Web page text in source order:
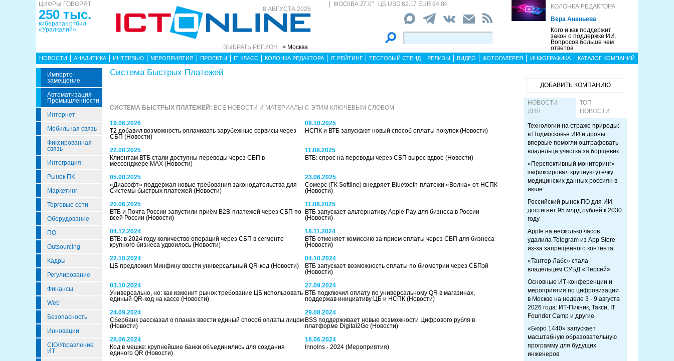
ЦИФРЫ ГОВОРЯТ
250 тыс.
кибератак отбил
«Уралкалий»
8 АВГУСТА 2026
ВЫБРАТЬ РЕГИОН > Москва
МОСКВА 27.0° ЦБ USD 82.17 EUR 94.84
КОЛОНКА РЕДАКТОРА
Вера Ананьева
Кого и как поддержит
закон о поддержке ИИ.
Вопросов больше чем
ответов
НОВОСТИ АНАЛИТИКА ИНТЕРВЬЮ МЕРОПРИЯТИЯ ПРОЕКТЫ IT КЛАСС КОЛОНКА РЕДАКТОРА IT РЕЙТИНГ ТЕСТОВЫЙ СТЕНД РЕЛИЗЫ ВИДЕО ФОТОГАЛЕРЕЯ ИНФОГРАФИКА КАТАЛОГ КОМПАНИЙ
Импорто­
Замещение
Автоматизация
Промышленности
Интернет
Мобильная связь
Фиксированная
связь
Интеграция
Рынок ПК
Маркетинг
Торговые сети
Оборудование
ПО
Outsourcing
Кадры
Регулирование
Финансы
Web
Безопасность
Инновации
CIO/Управление
ИТ
Система Быстрых Платежей
СИСТЕМА БЫСТРЫХ ПЛАТЕЖЕЙ: ВСЕ НОВОСТИ И МАТЕРИАЛЫ С ЭТИМ КЛЮЧЕВЫМ СЛОВОМ
19.06.2026
Т2 добавил возможность оплачивать зарубежные сервисы через
СБП (Новости)
08.10.2025
НСПК и ВТБ запускают новый способ оплаты покупок (Новости)
22.08.2025
Клиентам ВТБ стали доступны переводы через СБП в
мессенджере MAX (Новости)
11.08.2025
ВТБ: спрос на переводы через СБП вырос вдвое (Новости)
05.08.2025
«Диасофт» поддержал новые требования законодательства для
Системы быстрых платежей (Новости)
23.06.2025
Сомерс (ГК Softline) внедряет Bluetooth-платежи «Волна» от НСПК
(Новости)
20.06.2025
ВТБ и Почта России запустили приём B2B-платежей через СБП по
всей России (Новости)
11.06.2025
ВТБ запускает альтернативу Apple Pay для бизнеса в России
(Новости)
04.12.2024
ВТБ: в 2024 году количество операций через СБП в сегменте
крупного бизнеса удвоилось (Новости)
18.11.2024
ВТБ отменяет комиссию за прием оплаты через СБП для бизнеса
(Новости)
22.10.2024
ЦБ предложил Минфину ввести универсальный QR-код (Новости)
04.10.2024
ВТБ запускает возможность оплаты по биометрии через СБПэй
(Новости)
03.10.2024
Универсально, но: как изменит рынок требование ЦБ использовать
единый QR-код на кассе (Новости)
27.09.2024
ВТБ подключил оплату по универсальному QR в магазинах,
поддержав инициативу ЦБ и НСПК (Новости)
24.09.2024
Сбербанк рассказал о планах ввести единый способ оплаты лицом
(Новости)
29.08.2024
BSS поддерживает новые возможности Цифрового рубля в
платформе Digital2Go (Новости)
28.06.2024
Код в мешке: крупнейшие банки объединились для создания
единого QR (Новости)
18.06.2024
InnoIns - 2024 (Мероприятия)
ДОБАВИТЬ КОМПАНИЮ
НОВОСТИ
ДНЯ
ТОП-
НОВОСТИ
Технологии на страже природы:
в Подмосковье ИИ и дроны
впервые помогли оштрафовать
владельца участка за борщевик
«Перспективный мониторинг»
зафиксировал крупную утечку
медицинских данных россиян в
июле
Российский рынок ПО для ИИ
достигнет 95 млрд рублей к 2030
году
Apple на несколько часов
удалила Telegram из App Store
из-за запрещенного контента
«Тантор Лабс» стала
владельцем СУБД «Персей»
Основные ИТ-конференции и
мероприятия по цифровизации
в Москве на неделе 3 - 9 августа
2026 года: ИТ-Пикник, Такси, IT
Founder Camp и другие
«Бюро 1440» запускает
масштабную образовательную
программу для будущих
инженеров